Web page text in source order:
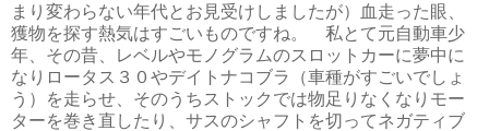
まり変わらない年代とお見受けしましたが）血走った眼、
獲物を探す熱気はすごいものですね。 私とて元自動車少
年、その昔、レベルやモノグラムのスロットカーに夢中に
なりロータス３０やデイトナコブラ（車種がすごいでしょ
う）を走らせ、そのうちストックでは物足りなくなりモー
ターを巻き直したり、サスのシャフトを切ってネガティブ